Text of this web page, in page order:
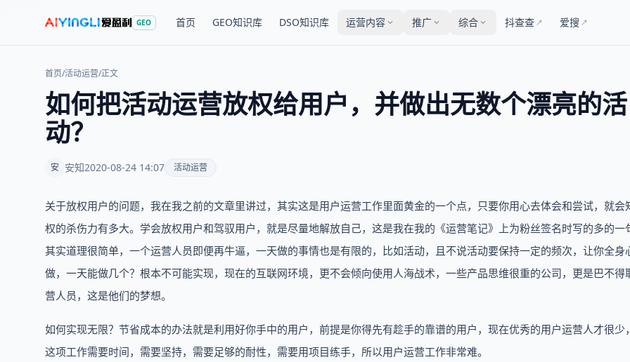
GEO 首页 GEO知识库 DSO知识库 运营内容 推广 综合 抖查查 ↗ 爱搜 ↗
首页/活动运营/正文
如何把活动运营放权给用户，并做出无数个漂亮的活
动？
安 安知2020-08-24 14:07 活动运营
关于放权用户的问题，我在我之前的文章里讲过，其实这是用户运营工作里面黄金的一个点，只要你用心去体会和尝试，就会
权的杀伤力有多大。学会放权用户和驾驭用户，就是尽量地解放自己，这是我在我的《运营笔记》上为粉丝签名时写的多的一
其实道理很简单，一个运营人员即便再牛逼，一天做的事情也是有限的，比如活动，且不说活动要保持一定的频次，让你全身
做，一天能做几个？根本不可能实现，现在的互联网环境，更不会倾向使用人海战术，一些产品思维很重的公司，更是巴不得
营人员，这是他们的梦想。
如何实现无限？节省成本的办法就是利用好你手中的用户，前提是你得先有趁手的靠谱的用户，现在优秀的用户运营人才很少
这项工作需要时间，需要坚持，需要足够的耐性，需要用项目练手，所以用户运营工作非常难。